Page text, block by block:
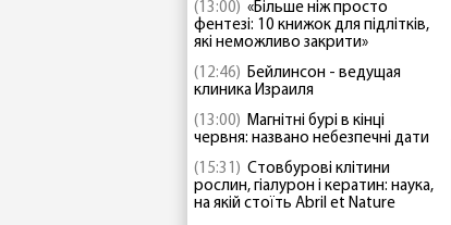
(13:00) «Більше ніж просто
фентезі: 10 книжок для підлітків,
які неможливо закрити»
(12:46) Бейлинсон - ведущая
клиника Израиля
(13:00) Магнітні бурі в кінці
червня: названо небезпечні дати
(15:31) Стовбурові клітини
рослин, гіалурон і кератин: наука,
на якій стоїть Abril et Nature